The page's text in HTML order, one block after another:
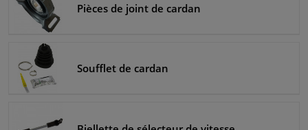
Pièces de joint de cardan
Soufflet de cardan